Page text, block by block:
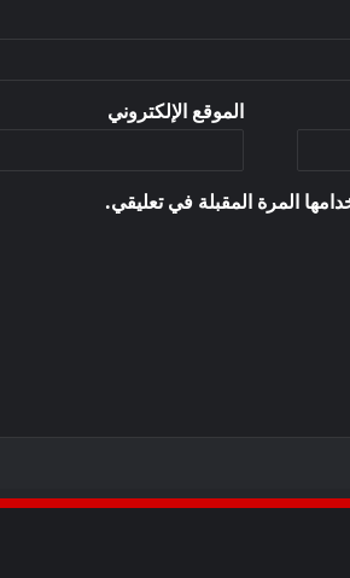
الموقع الإلكتروني
المرة المقبلة في تعليقي.